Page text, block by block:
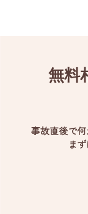
無料
事故直後で
ま